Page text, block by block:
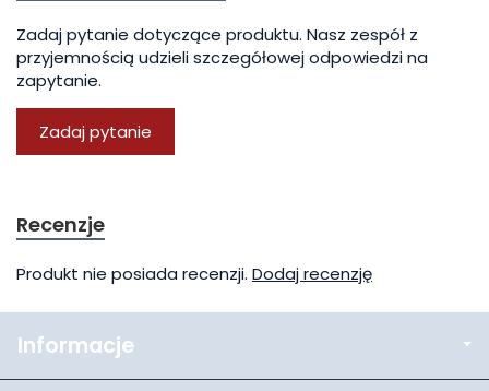
Zadaj pytanie dotyczące produktu. Nasz zespół z
przyjemnością udzieli szczegółowej odpowiedzi na
zapytanie.
Zadaj pytanie
Recenzje
Produkt nie posiada recenzji. Dodaj recenzję
Informacje